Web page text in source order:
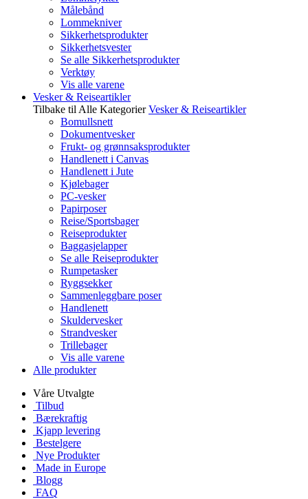
Målebånd
Lommekniver
Sikkerhetsprodukter
Sikkerhetsvester
Se alle Sikkerhetsprodukter
Verktøy
Vis alle varene
Vesker & Reiseartikler
Tilbake til Alle Kategorier Vesker & Reiseartikler
Bomullsnett
Dokumentvesker
Frukt- og grønnsaksprodukter
Handlenett i Canvas
Handlenett i Jute
Kjølebager
PC-vesker
Papirposer
Reise/Sportsbager
Reiseprodukter
Baggasjelapper
Se alle Reiseprodukter
Rumpetasker
Ryggsekker
Sammenleggbare poser
Handlenett
Skuldervesker
Strandvesker
Trillebager
Vis alle varene
Alle produkter
Våre Utvalgte
Tilbud
Bærekraftig
Kjapp levering
Bestelgere
Nye Produkter
Made in Europe
Blogg
FAQ